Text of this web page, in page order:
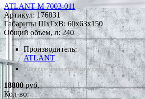
ATLANT М 7003-011
Артикул:176831
Габариты ШxГxВ: 60x63x150
Общий объем, л: 240
Производитель:
ATLANT
*Наличие уточняйте у менеджера
18800руб.
Кол-во: